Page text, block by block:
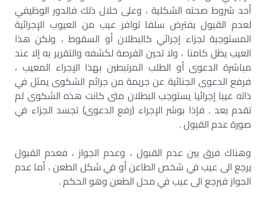
أحد شروط صحته الشكلية ، وعلى خلال ذلك فالدور الوظيفي
لعدم القبول يفترض سلفا توافر عيب من العيوب الإجرائية
المستوجبة لجزاء إجرائي كالبطلان أو السقوط ، ولكن هذا
العيب يظل كامنا ، ولا تحين الفرصة لكشفه والتقرير به إلا عند
مباشرة الدعوى أو الطلب المرتبطين بهذا الإجراء المعيب ،
فرفع الدعوى الجنائية عن جريمة من جرائم الشكوى يمثل في
ذاته عيبا إجرائيا يستوجب البطلان متى كانت هذه الشكوى لم
تقدم بعد . فإذا بوشر الإجراء (رفع الدعوى) تجسد الجزاء في
صورة عدم القبول .
وهناك فرق بين عدم القبول ، وعدم الجواز ، فعدم القبول
يرجع الى عيب في شخص الطاعن أو في شكل الطعن ، أما عدم
الجواز فيرجع الى عيب في محل الطعن وهو الحكم .